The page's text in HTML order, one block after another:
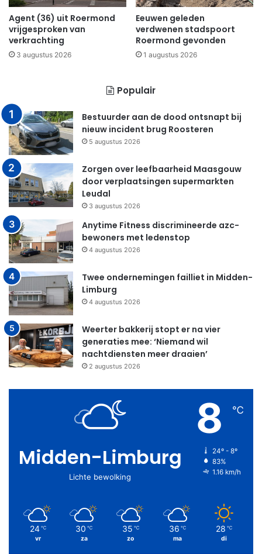
Agent (36) uit Roermond
vrijgesproken van
verkrachting
3 augustus 2026
Eeuwen geleden
verdwenen stadspoort
Roermond gevonden
1 augustus 2026
Populair
Bestuurder aan de dood ontsnapt bij
nieuw incident brug Roosteren
5 augustus 2026
Zorgen over leefbaarheid Maasgouw
door verplaatsingen supermarkten
Leudal
3 augustus 2026
Anytime Fitness discrimineerde azc-
bewoners met ledenstop
4 augustus 2026
Twee ondernemingen failliet in Midden-
Limburg
4 augustus 2026
Weerter bakkerij stopt er na vier
generaties mee: ‘Niemand wil
nachtdiensten meer draaien’
2 augustus 2026
Midden-Limburg
Lichte bewolking
8 ℃
24º - 8º
83%
1.16 km/h
24 ℃
vr
30 ℃
za
35 ℃
zo
36 ℃
ma
28 ℃
di